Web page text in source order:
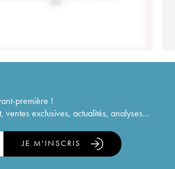
première !
exclusives, actualités, analyses...
JE M'INSCRIS